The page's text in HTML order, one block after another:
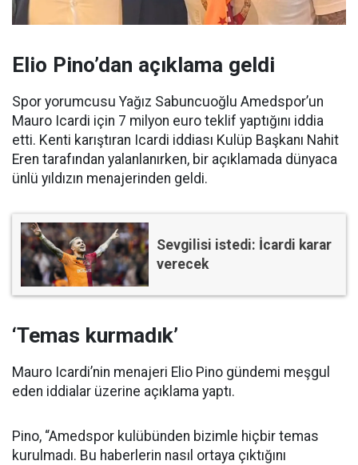
Elio Pino’dan açıklama geldi
Spor yorumcusu Yağız Sabuncuoğlu Amedspor’un
Mauro Icardi için 7 milyon euro teklif yaptığını iddia
etti. Kenti karıştıran Icardi iddiası Kulüp Başkanı Nahit
Eren tarafından yalanlanırken, bir açıklamada dünyaca
ünlü yıldızın menajerinden geldi.
Sevgilisi istedi: İcardi karar
verecek
‘Temas kurmadık’
Mauro Icardi’nin menajeri Elio Pino gündemi meşgul
eden iddialar üzerine açıklama yaptı.
Pino, “Amedspor kulübünden bizimle hiçbir temas
kurulmadı. Bu haberlerin nasıl ortaya çıktığını